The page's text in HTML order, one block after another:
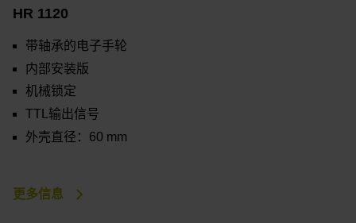
HR 1120
带轴承的电子手轮
内部安装版
机械锁定
TTL输出信号
外壳直径：60 mm
更多信息